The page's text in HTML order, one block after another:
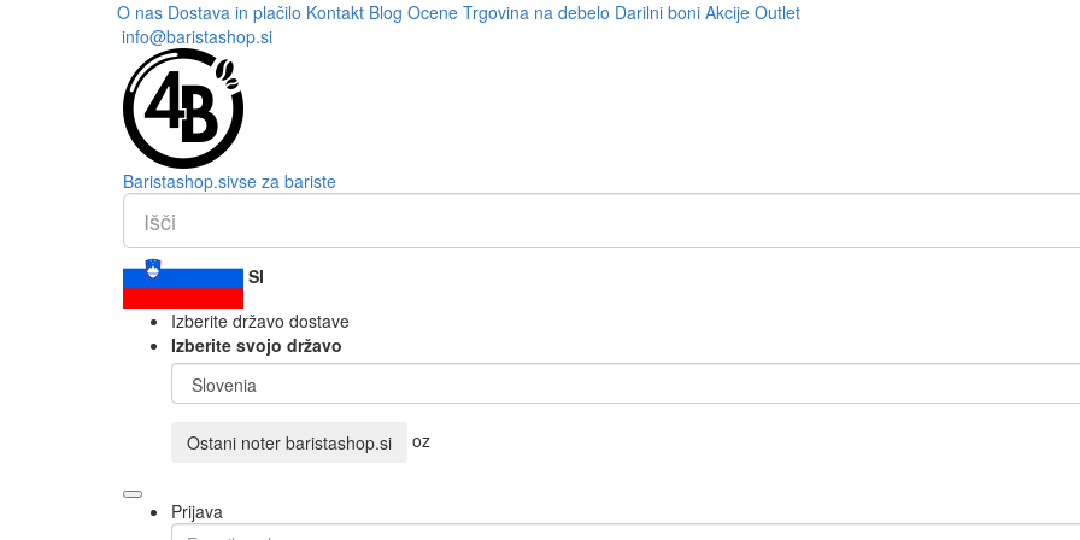
O nas Dostava in plačilo Kontakt Blog Ocene Trgovina na debelo Darilni boni Akcije Outlet
info@baristashop.si
Baristashop.sivse za bariste
SI
Izberite državo dostave
Izberite svojo državo
Ostani noter baristashop.si oz
Prijava